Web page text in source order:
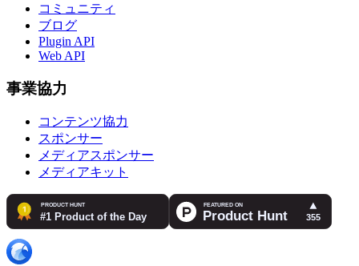
コミュニティ
ブログ
Plugin API
Web API
事業協力
コンテンツ協力
スポンサー
メディアスポンサー
メディアキット